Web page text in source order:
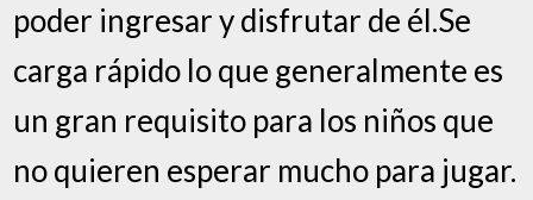
poder ingresar y disfrutar de él.Se
carga rápido lo que generalmente es
un gran requisito para los niños que
no quieren esperar mucho para jugar.